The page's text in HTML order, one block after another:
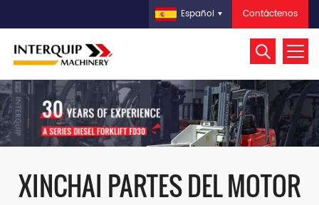
Contáctenos
Español
XINCHAI PARTES DEL MOTOR